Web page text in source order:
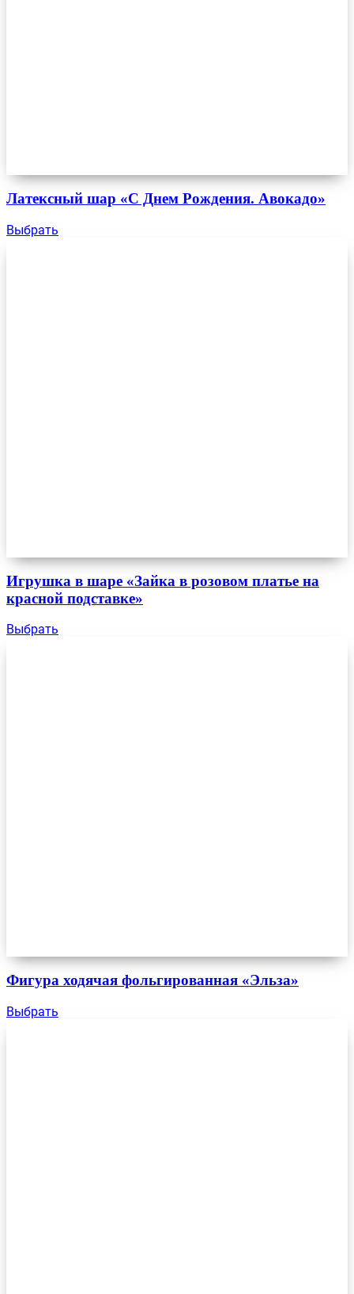
Латексный шар «С Днем Рождения. Авокадо»
Выбрать
Игрушка в шаре «Зайка в розовом платье на
красной подставке»
Выбрать
Фигура ходячая фольгированная «Эльза»
Выбрать